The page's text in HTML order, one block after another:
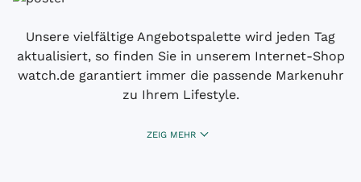
Unsere vielfältige Angebotspalette wird jeden Tag
aktualisiert, so finden Sie in unserem Internet-Shop
watch.de garantiert immer die passende Markenuhr
zu Ihrem Lifestyle.
ZEIG MEHR